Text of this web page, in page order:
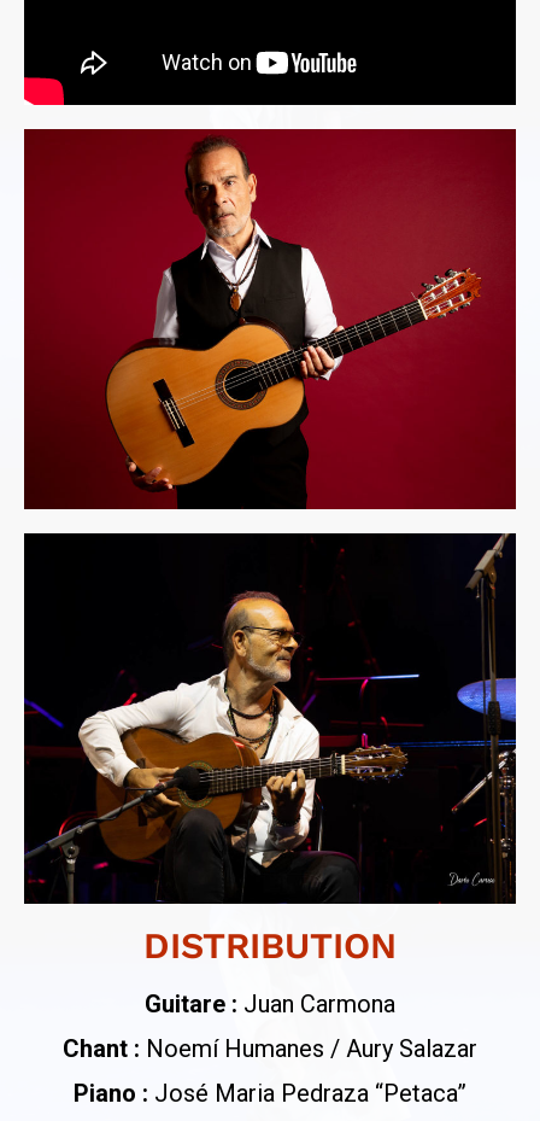
DISTRIBUTION
Guitare : Juan Carmona
Chant : Noemí Humanes / Aury Salazar
Piano : José Maria Pedraza “Petaca”